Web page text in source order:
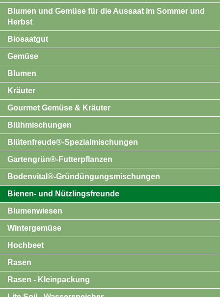
Blumen und Gemüse für die Aussaat im Sommer und
Herbst
Biosaatgut
Gemüse
Blumen
Kräuter
Gourmet Gemüse & Kräuter
Blühmischungen
Blütenfreude®-Spezialmischungen
Gartengrün®-Futterpflanzen
Bodenvital®-Gründüngungsmischungen
Bienen- und Nützlingsfreunde
Blumenwiesen
Wintergemüse
Hochbeet
Rasen
Rasen - Kleinpackung